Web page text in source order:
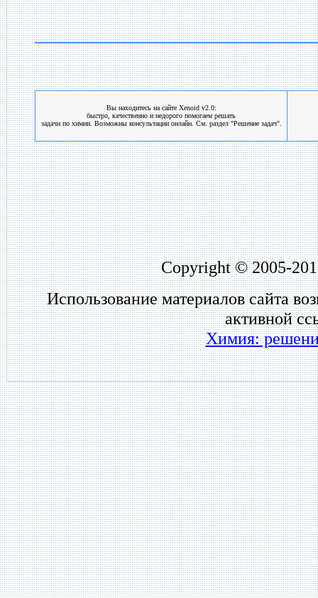
Вы находитесь на сайте Xenoid v2.0:
быстро, качественно и недорого помогаем решать
задачи по химии. Возможны консультации онлайн. См. раздел "Решение задач".
Copyright © 2005-
Использование материалов сайта
активной
Химия: